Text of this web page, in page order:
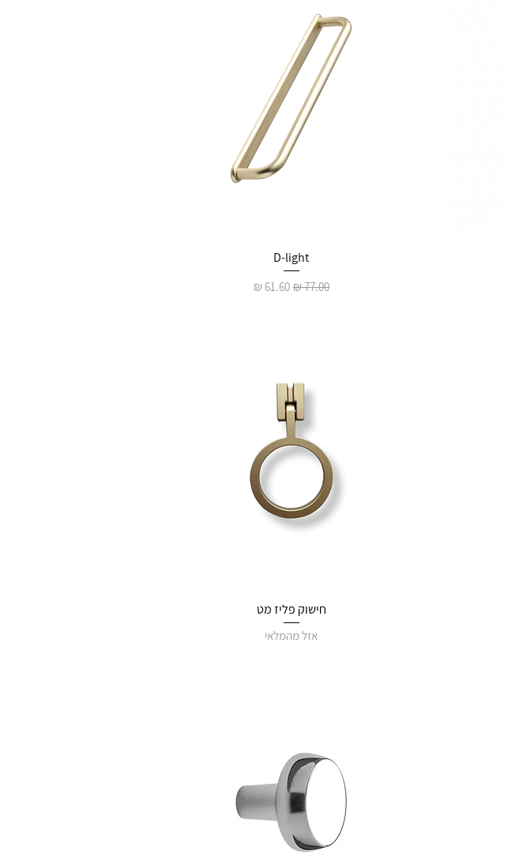
D-light
מחיר רגיל‏77.00 ‏₪ מחיר מבצע‏61.60 ‏₪
חישוק פליז מט
אזל מהמלאי